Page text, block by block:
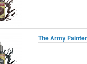
The Army